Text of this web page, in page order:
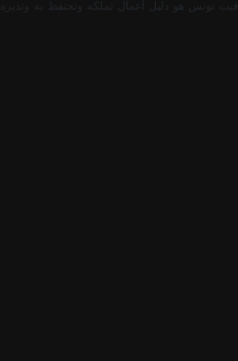
تونس هو دليل أعمال تملكه وتحتفظ به وتديره